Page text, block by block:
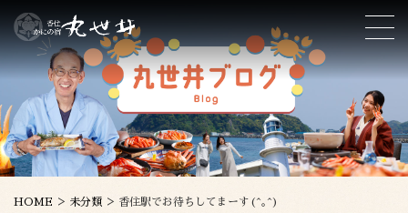
HOME > 未分類 > 香住駅でお待ちしてまーす(^｡^)